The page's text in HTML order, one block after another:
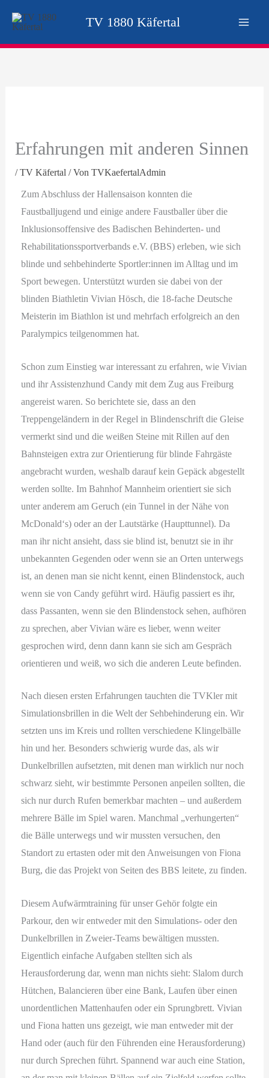
Inhalt
springen
TV 1880 Käfertal
Erfahrungen mit anderen Sinnen
/TV Käfertal / Von TVKaefertalAdmin
Zum Abschluss der Hallensaison konnten die
Faustballjugend und einige andere Faustballer über die
Inklusionsoffensive des Badischen Behinderten- und
Rehabilitationssportverbands e.V. (BBS) erleben, wie sich
blinde und sehbehinderte Sportler:innen im Alltag und im
Sport bewegen. Unterstützt wurden sie dabei von der
blinden Biathletin Vivian Hösch, die 18-fache Deutsche
Meisterin im Biathlon ist und mehrfach erfolgreich an den
Paralympics teilgenommen hat.
Schon zum Einstieg war interessant zu erfahren, wie Vivian
und ihr Assistenzhund Candy mit dem Zug aus Freiburg
angereist waren. So berichtete sie, dass an den
Treppengeländern in der Regel in Blindenschrift die Gleise
vermerkt sind und die weißen Steine mit Rillen auf den
Bahnsteigen extra zur Orientierung für blinde Fahrgäste
angebracht wurden, weshalb darauf kein Gepäck abgestellt
werden sollte. Im Bahnhof Mannheim orientiert sie sich
unter anderem am Geruch (ein Tunnel in der Nähe von
McDonald‘s) oder an der Lautstärke (Haupttunnel). Da
man ihr nicht ansieht, dass sie blind ist, benutzt sie in ihr
unbekannten Gegenden oder wenn sie an Orten unterwegs
ist, an denen man sie nicht kennt, einen Blindenstock, auch
wenn sie von Candy geführt wird. Häufig passiert es ihr,
dass Passanten, wenn sie den Blindenstock sehen, aufhören
zu sprechen, aber Vivian wäre es lieber, wenn weiter
gesprochen wird, denn dann kann sie sich am Gespräch
orientieren und weiß, wo sich die anderen Leute befinden.
Nach diesen ersten Erfahrungen tauchten die TVKler mit
Simulationsbrillen in die Welt der Sehbehinderung ein. Wir
setzten uns im Kreis und rollten verschiedene Klingelbälle
hin und her. Besonders schwierig wurde das, als wir
Dunkelbrillen aufsetzten, mit denen man wirklich nur noch
schwarz sieht, wir bestimmte Personen anpeilen sollten, die
sich nur durch Rufen bemerkbar machten – und außerdem
mehrere Bälle im Spiel waren. Manchmal „verhungerten“
die Bälle unterwegs und wir mussten versuchen, den
Standort zu ertasten oder mit den Anweisungen von Fiona
Burg, die das Projekt von Seiten des BBS leitete, zu finden.
Diesem Aufwärmtraining für unser Gehör folgte ein
Parkour, den wir entweder mit den Simulations- oder den
Dunkelbrillen in Zweier-Teams bewältigen mussten.
Eigentlich einfache Aufgaben stellten sich als
Herausforderung dar, wenn man nichts sieht: Slalom durch
Hütchen, Balancieren über eine Bank, Laufen über einen
unordentlichen Mattenhaufen oder ein Sprungbrett. Vivian
und Fiona hatten uns gezeigt, wie man entweder mit der
Hand oder (auch für den Führenden eine Herausforderung)
nur durch Sprechen führt. Spannend war auch eine Station,